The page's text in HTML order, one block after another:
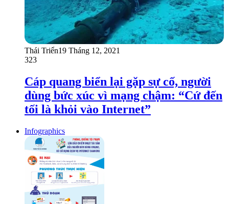
Thái Triển19 Tháng 12, 2021
323
Cáp quang biển lại gặp sự cố, người
dùng bức xúc vì mạng chậm: “Cứ đến
tối là khỏi vào Internet”
Infographics